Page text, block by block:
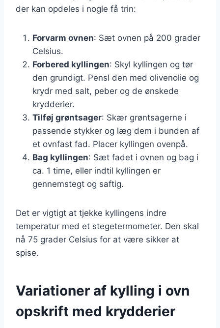
der kan opdeles i nogle få trin:
Forvarm ovnen: Sæt ovnen på 200 grader
Celsius.
Forbered kyllingen: Skyl kyllingen og tør
den grundigt. Pensl den med olivenolie og
krydr med salt, peber og de ønskede
krydderier.
Tilføj grøntsager: Skær grøntsagerne i
passende stykker og læg dem i bunden af
et ovnfast fad. Placer kyllingen ovenpå.
Bag kyllingen: Sæt fadet i ovnen og bag i
ca. 1 time, eller indtil kyllingen er
gennemstegt og saftig.
Det er vigtigt at tjekke kyllingens indre
temperatur med et stegetermometer. Den skal
nå 75 grader Celsius for at være sikker at
spise.
Variationer af kylling i ovn
opskrift med krydderier